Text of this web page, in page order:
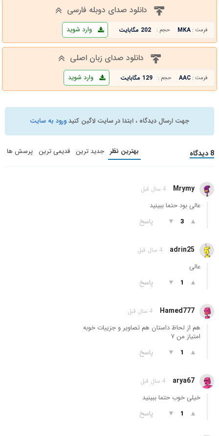
دانلود صدای دوبله فارسی
فرمت : MKA حجم : 202 مگابایت وارد شوید
دانلود صدای زبان اصلی
فرمت : AAC حجم : 129 مگابایت وارد شوید
جهت ارسال دیدگاه ، ابتدا در سایت لاگین کنیدورود به سایت
8 دیدگاه بهترین نظر جدید ترین قدیمی ترین پرسش ها
Mrymy 4 سال قبل
عالی بود حتما ببینید
▲
3
▼ پاسخ
adrin25 4 سال قبل
عالی
▲
1
▼ پاسخ
Hamed777 4 سال قبل
هم از لحاظ داستان هم تصاویر و جزییات خوبه
امتیاز من ۷
▲
1
▼ پاسخ
arya67 4 سال قبل
خیلی خوب حتما ببینید
▲
1
▼ پاسخ